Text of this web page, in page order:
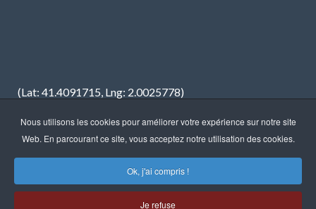
(Lat: 41.4091715, Lng: 2.0025778)
Droits d'auteur © 2023 · FREDIMAR, S.A. · Web design:
Neótik
Nous utilisons les cookies pour améliorer votre expérience sur notre site
Web. En parcourant ce site, vous acceptez notre utilisation des cookies.
Ok, j'ai compris !
Je refuse